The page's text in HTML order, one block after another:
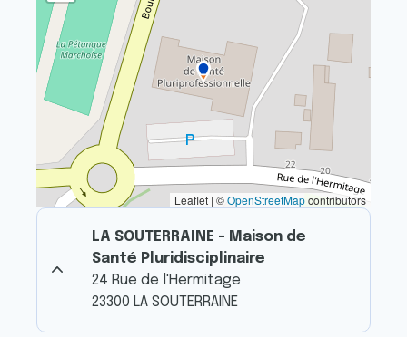
Leaflet | ©OpenStreetMapcontributors
LA SOUTERRAINE - Maison de
Santé Pluridisciplinaire
24 Rue de l'Hermitage
23300 LA SOUTERRAINE